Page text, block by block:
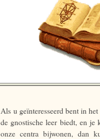
Als u geïnteresseerd bent in
de gnostische leer biedt, en je
onze centra bijwonen, dan